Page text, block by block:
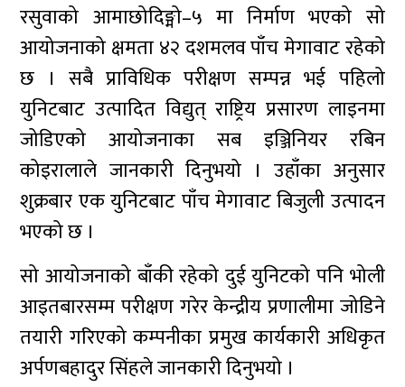
रसुवाको आमाछोदिङ्मो–५ मा निर्माण भएको सो
आयोजनाको क्षमता ४२ दशमलव पाँच मेगावाट रहेको
छ । सबै प्राविधिक परीक्षण सम्पन्न भई पहिलो
युनिटबाट उत्पादित विद्युत् राष्ट्रिय प्रसारण लाइनमा
जोडिएको आयोजनाका सब इञ्जिनियर रबिन
कोइरालाले जानकारी दिनुभयो । उहाँका अनुसार
शुक्रबार एक युनिटबाट पाँच मेगावाट बिजुली उत्पादन
भएको छ ।
सो आयोजनाको बाँकी रहेको दुई युनिटको पनि भोली
आइतबारसम्म परीक्षण गरेर केन्द्रीय प्रणालीमा जोडिने
तयारी गरिएको कम्पनीका प्रमुख कार्यकारी अधिकृत
अर्पणबहादुर सिंहले जानकारी दिनुभयो ।